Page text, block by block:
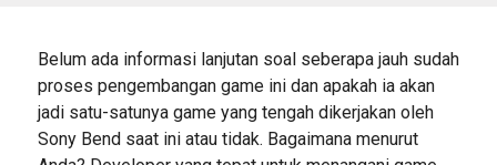
Belum ada informasi lanjutan soal seberapa jauh sudah
proses pengembangan game ini dan apakah ia akan
jadi satu-satunya game yang tengah dikerjakan oleh
Sony Bend saat ini atau tidak. Bagaimana menurut